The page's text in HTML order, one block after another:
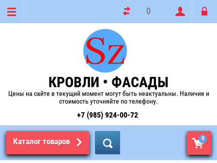
0
КРОВЛИ • ФАСАДЫ
Цены на сайте в текущий момент могут быть неактуальны. Наличие и
стоимость уточняйте по телефону.
+7 (985) 924-00-72
Каталог товаров 0